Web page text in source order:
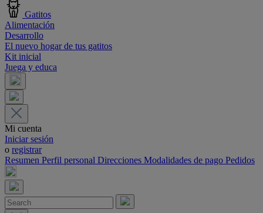
Gatitos
Alimentación
Desarrollo
El nuevo hogar de tus gatitos
Kit inicial
Juega y educa
Mi cuenta
Iniciar sesión
o registrar
Resumen Perfil personal Direcciones Modalidades de pago Pedidos